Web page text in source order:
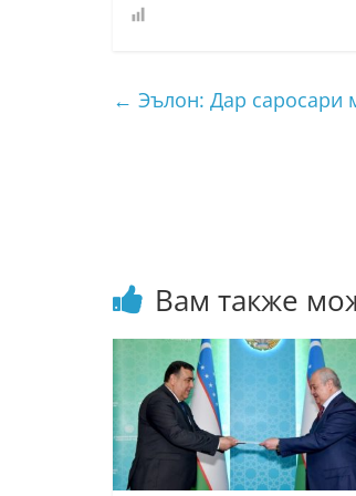
← Эълон: Дар саросари
Вам также